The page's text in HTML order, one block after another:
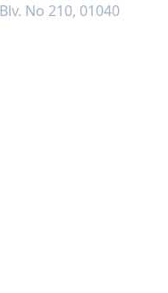
No 210, 01040